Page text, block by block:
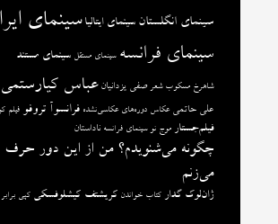
سینمای انگلستان سینمای ایتالیا سینمای
سینمای فرانسه سینمای مستقل سینمای مستند
شاهرخ مسکوب شعر صفی یزدانیان عباس کیارستمی
علی حاتمی عکاس دوره‌های عکاسی‌نشده فرانسوآ تروفو فیلم
فیلم‌جستار موج نو سینمای فرانسه ناداستان
چگونه می‌شنویدم؟ من از این دور حرف
می‌زنم
ژان‌لوک گدار کتاب خواندن کریشتف کیشلوفسکی کپی